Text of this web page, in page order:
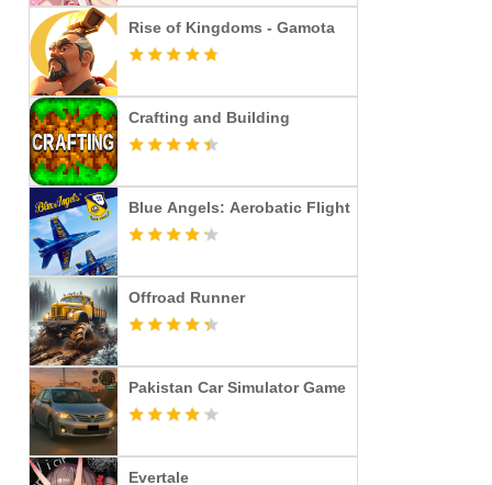
Rise of Kingdoms - Gamota
Crafting and Building
Blue Angels: Aerobatic Flight
Offroad Runner
Pakistan Car Simulator Game
Evertale